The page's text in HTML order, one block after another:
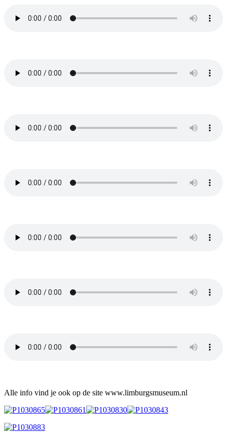
Alle info vind je ook op de site www.limburgsmuseum.nl